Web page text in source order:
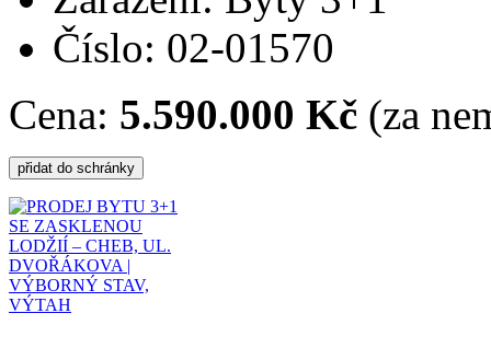
Číslo: 02-01570
Cena: 5.590.000 Kč (za